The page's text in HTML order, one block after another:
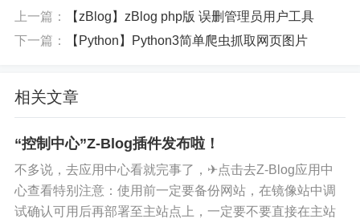
上一篇：
【zBlog】zBlog php版 误删管理员用户工具
下一篇：
【Python】Python3简单爬虫抓取网页图片
相关文章
“控制中心”Z-Blog插件发布啦！
不多说，去应用中心看就完事了，✈点击去Z-Blog应用中
心查看特别注意：使用前一定要备份网站，在镜像站中调
试确认可用后再部署至主站点上，一定要不要直接在主站